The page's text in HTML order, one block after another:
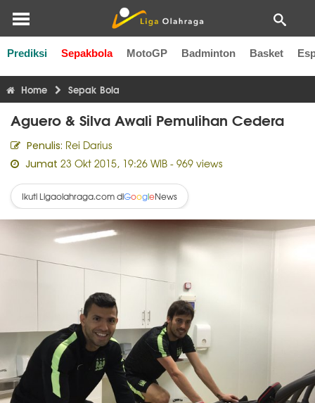
Prediksi Sepakbola MotoGP Badminton Basket
Liga Inggris Liga Italia Liga Spanyol Liga Perancis
Home Sepak Bola
Aguero & Silva Awali Pemulihan Cedera
Penulis: Rei Darius
Jumat 23 Okt 2015, 19:26 WIB - 969 views
Ikuti Ligaolahraga.com diGoogleNews